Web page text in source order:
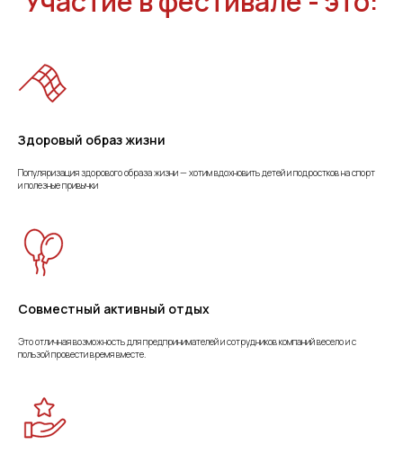
Здоровый образ жизни
Популяризация здорового образа жизни — хотим вдохновить детей и подростков на спорт
и полезные привычки
Совместный активный отдых
Это отличная возможность для предпринимателей и сотрудников компаний весело и с
пользой провести время вместе.